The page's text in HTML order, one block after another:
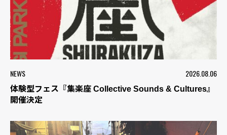
NEWS 2026.08.06
体験型フェス『集楽座 Collective Sounds & Cultures』
開催決定